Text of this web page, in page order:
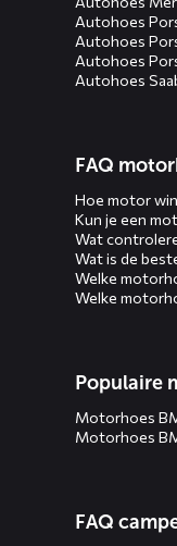
Autohoes
Autohoes
Autohoes
Autohoes
FAQ
Hoe motor
Kun je een
Wat
Wat is de
Welke
Welke
Populaire
Motorhoes
Motorhoes
FAQ